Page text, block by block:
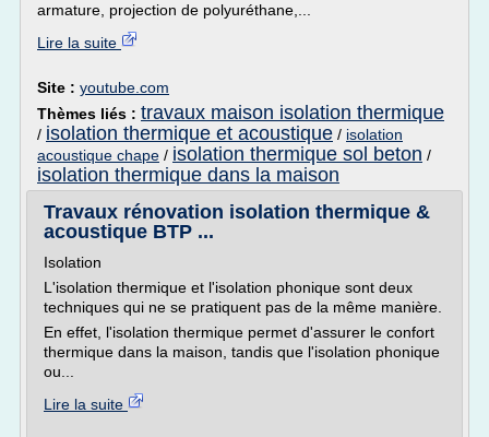
armature, projection de polyuréthane,...
Lire la suite
Site : youtube.com
Thèmes liés : travaux maison isolation thermique
/ isolation thermique et acoustique / isolation
acoustique chape / isolation thermique sol beton /
isolation thermique dans la maison
Travaux rénovation isolation thermique &
acoustique BTP ...
Isolation
L'isolation thermique et l'isolation phonique sont deux
techniques qui ne se pratiquent pas de la même manière.
En effet, l'isolation thermique permet d'assurer le confort
thermique dans la maison, tandis que l'isolation phonique
ou...
Lire la suite